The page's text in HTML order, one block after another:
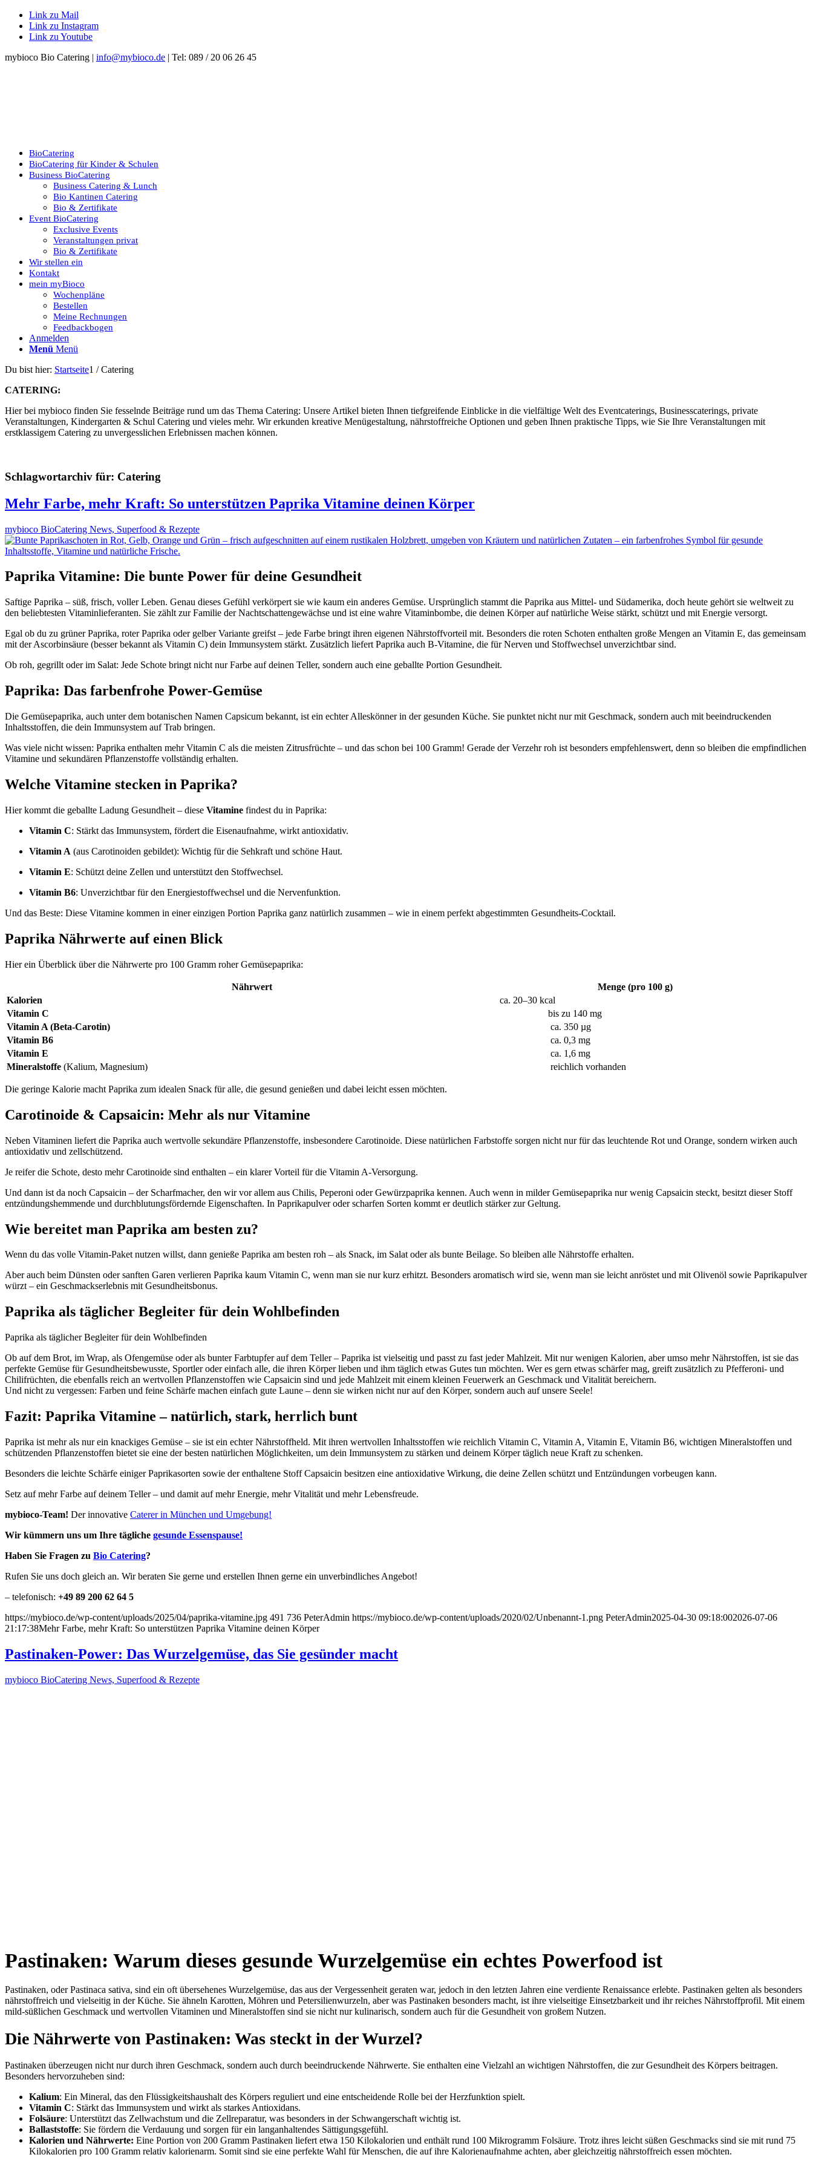
Link zu Mail
Link zu Instagram
Link zu Youtube
mybioco Bio Catering | info@mybioco.de | Tel: 089 / 20 06 26 45
BioCatering
BioCatering für Kinder & Schulen
Business BioCatering
Business Catering & Lunch
Bio Kantinen Catering
Bio & Zertifikate
Event BioCatering
Exclusive Events
Veranstaltungen privat
Bio & Zertifikate
Wir stellen ein
Kontakt
mein myBioco
Wochenpläne
Bestellen
Meine Rechnungen
Feedbackbogen
Anmelden
Menü Menü
Du bist hier: Startseite1 / Catering
CATERING:
Hier bei mybioco finden Sie fesselnde Beiträge rund um das Thema Catering: Unsere Artikel bieten Ihnen tiefgreifende Einblicke in die vielfältige Welt des Eventcaterings, Businesscaterings, private
Veranstaltungen, Kindergarten & Schul Catering und vieles mehr. Wir erkunden kreative Menügestaltung, nährstoffreiche Optionen und geben Ihnen praktische Tipps, wie Sie Ihre Veranstaltungen mit
erstklassigem Catering zu unvergesslichen Erlebnissen machen können.
Schlagwortarchiv für: Catering
Mehr Farbe, mehr Kraft: So unterstützen Paprika Vitamine deinen Körper
mybioco BioCatering News, Superfood & Rezepte
Paprika Vitamine: Die bunte Power für deine Gesundheit
Saftige Paprika – süß, frisch, voller Leben. Genau dieses Gefühl verkörpert sie wie kaum ein anderes Gemüse. Ursprünglich stammt die Paprika aus Mittel- und Südamerika, doch heute gehört sie weltweit zu
den beliebtesten Vitaminlieferanten. Sie zählt zur Familie der Nachtschattengewächse und ist eine wahre Vitaminbombe, die deinen Körper auf natürliche Weise stärkt, schützt und mit Energie versorgt.
Egal ob du zu grüner Paprika, roter Paprika oder gelber Variante greifst – jede Farbe bringt ihren eigenen Nährstoffvorteil mit. Besonders die roten Schoten enthalten große Mengen an Vitamin E, das gemeinsam
mit der Ascorbinsäure (besser bekannt als Vitamin C) dein Immunsystem stärkt. Zusätzlich liefert Paprika auch B-Vitamine, die für Nerven und Stoffwechsel unverzichtbar sind.
Ob roh, gegrillt oder im Salat: Jede Schote bringt nicht nur Farbe auf deinen Teller, sondern auch eine geballte Portion Gesundheit.
Paprika: Das farbenfrohe Power-Gemüse
Die Gemüsepaprika, auch unter dem botanischen Namen Capsicum bekannt, ist ein echter Alleskönner in der gesunden Küche. Sie punktet nicht nur mit Geschmack, sondern auch mit beeindruckenden
Inhaltsstoffen, die dein Immunsystem auf Trab bringen.
Was viele nicht wissen: Paprika enthalten mehr Vitamin C als die meisten Zitrusfrüchte – und das schon bei 100 Gramm! Gerade der Verzehr roh ist besonders empfehlenswert, denn so bleiben die empfindlichen
Vitamine und sekundären Pflanzenstoffe vollständig erhalten.
Welche Vitamine stecken in Paprika?
Hier kommt die geballte Ladung Gesundheit – diese Vitamine findest du in Paprika:
Vitamin C: Stärkt das Immunsystem, fördert die Eisenaufnahme, wirkt antioxidativ.
Vitamin A (aus Carotinoiden gebildet): Wichtig für die Sehkraft und schöne Haut.
Vitamin E: Schützt deine Zellen und unterstützt den Stoffwechsel.
Vitamin B6: Unverzichtbar für den Energiestoffwechsel und die Nervenfunktion.
Und das Beste: Diese Vitamine kommen in einer einzigen Portion Paprika ganz natürlich zusammen – wie in einem perfekt abgestimmten Gesundheits-Cocktail.
Paprika Nährwerte auf einen Blick
Hier ein Überblick über die Nährwerte pro 100 Gramm roher Gemüsepaprika:
Nährwert
Menge (pro 100 g)
Kalorien
ca. 20–30 kcal
Vitamin C
bis zu 140 mg
Vitamin A (Beta-Carotin)
ca. 350 µg
Vitamin B6
ca. 0,3 mg
Vitamin E
ca. 1,6 mg
Mineralstoffe (Kalium, Magnesium) reichlich vorhanden
Die geringe Kalorie macht Paprika zum idealen Snack für alle, die gesund genießen und dabei leicht essen möchten.
Carotinoide & Capsaicin: Mehr als nur Vitamine
Neben Vitaminen liefert die Paprika auch wertvolle sekundäre Pflanzenstoffe, insbesondere Carotinoide. Diese natürlichen Farbstoffe sorgen nicht nur für das leuchtende Rot und Orange, sondern wirken auch
antioxidativ und zellschützend.
Je reifer die Schote, desto mehr Carotinoide sind enthalten – ein klarer Vorteil für die Vitamin A-Versorgung.
Und dann ist da noch Capsaicin – der Scharfmacher, den wir vor allem aus Chilis, Peperoni oder Gewürzpaprika kennen. Auch wenn in milder Gemüsepaprika nur wenig Capsaicin steckt, besitzt dieser Stoff
entzündungshemmende und durchblutungsfördernde Eigenschaften. In Paprikapulver oder scharfen Sorten kommt er deutlich stärker zur Geltung.
Wie bereitet man Paprika am besten zu?
Wenn du das volle Vitamin-Paket nutzen willst, dann genieße Paprika am besten roh – als Snack, im Salat oder als bunte Beilage. So bleiben alle Nährstoffe erhalten.
Aber auch beim Dünsten oder sanften Garen verlieren Paprika kaum Vitamin C, wenn man sie nur kurz erhitzt. Besonders aromatisch wird sie, wenn man sie leicht anröstet und mit Olivenöl sowie Paprikapulver
würzt – ein Geschmackserlebnis mit Gesundheitsbonus.
Paprika als täglicher Begleiter für dein Wohlbefinden
Paprika als täglicher Begleiter für dein Wohlbefinden
Ob auf dem Brot, im Wrap, als Ofengemüse oder als bunter Farbtupfer auf dem Teller – Paprika ist vielseitig und passt zu fast jeder Mahlzeit. Mit nur wenigen Kalorien, aber umso mehr Nährstoffen, ist sie das
perfekte Gemüse für Gesundheitsbewusste, Sportler oder einfach alle, die ihren Körper lieben und ihm täglich etwas Gutes tun möchten. Wer es gern etwas schärfer mag, greift zusätzlich zu Pfefferoni- und
Chilifrüchten, die ebenfalls reich an wertvollen Pflanzenstoffen wie Capsaicin sind und jede Mahlzeit mit einem kleinen Feuerwerk an Geschmack und Vitalität bereichern.
Und nicht zu vergessen: Farben und feine Schärfe machen einfach gute Laune – denn sie wirken nicht nur auf den Körper, sondern auch auf unsere Seele!
Fazit: Paprika Vitamine – natürlich, stark, herrlich bunt
Paprika ist mehr als nur ein knackiges Gemüse – sie ist ein echter Nährstoffheld. Mit ihren wertvollen Inhaltsstoffen wie reichlich Vitamin C, Vitamin A, Vitamin E, Vitamin B6, wichtigen Mineralstoffen und
schützenden Pflanzenstoffen bietet sie eine der besten natürlichen Möglichkeiten, um dein Immunsystem zu stärken und deinem Körper täglich neue Kraft zu schenken.
Besonders die leichte Schärfe einiger Paprikasorten sowie der enthaltene Stoff Capsaicin besitzen eine antioxidative Wirkung, die deine Zellen schützt und Entzündungen vorbeugen kann.
Setz auf mehr Farbe auf deinem Teller – und damit auf mehr Energie, mehr Vitalität und mehr Lebensfreude.
mybioco-Team! Der innovative Caterer in München und Umgebung!
Wir kümmern uns um Ihre tägliche gesunde Essenspause!
Haben Sie Fragen zu Bio Catering?
Rufen Sie uns doch gleich an. Wir beraten Sie gerne und erstellen Ihnen gerne ein unverbindliches Angebot!
– telefonisch: +49 89 200 62 64 5
https://mybioco.de/wp-content/uploads/2025/04/paprika-vitamine.jpg 491 736 PeterAdmin https://mybioco.de/wp-content/uploads/2020/02/Unbenannt-1.png PeterAdmin2025-04-30 09:18:002026-07-06
21:17:38Mehr Farbe, mehr Kraft: So unterstützen Paprika Vitamine deinen Körper
Pastinaken-Power: Das Wurzelgemüse, das Sie gesünder macht
mybioco BioCatering News, Superfood & Rezepte
Pastinaken: Warum dieses gesunde Wurzelgemüse ein echtes Powerfood ist
Pastinaken, oder Pastinaca sativa, sind ein oft übersehenes Wurzelgemüse, das aus der Vergessenheit geraten war, jedoch in den letzten Jahren eine verdiente Renaissance erlebte. Pastinaken gelten als besonders
nährstoffreich und vielseitig in der Küche. Sie ähneln Karotten, Möhren und Petersilienwurzeln, aber was Pastinaken besonders macht, ist ihre vielseitige Einsetzbarkeit und ihr reiches Nährstoffprofil. Mit einem
mild-süßlichen Geschmack und wertvollen Vitaminen und Mineralstoffen sind sie nicht nur kulinarisch, sondern auch für die Gesundheit von großem Nutzen.
Die Nährwerte von Pastinaken: Was steckt in der Wurzel?
Pastinaken überzeugen nicht nur durch ihren Geschmack, sondern auch durch beeindruckende Nährwerte. Sie enthalten eine Vielzahl an wichtigen Nährstoffen, die zur Gesundheit des Körpers beitragen.
Besonders hervorzuheben sind:
Kalium: Ein Mineral, das den Flüssigkeitshaushalt des Körpers reguliert und eine entscheidende Rolle bei der Herzfunktion spielt.
Vitamin C: Stärkt das Immunsystem und wirkt als starkes Antioxidans.
Folsäure: Unterstützt das Zellwachstum und die Zellreparatur, was besonders in der Schwangerschaft wichtig ist.
Ballaststoffe: Sie fördern die Verdauung und sorgen für ein langanhaltendes Sättigungsgefühl.
Kalorien und Nährwerte: Eine Portion von 200 Gramm Pastinaken liefert etwa 150 Kilokalorien und enthält rund 100 Mikrogramm Folsäure. Trotz ihres leicht süßen Geschmacks sind sie mit rund 75
Kilokalorien pro 100 Gramm relativ kalorienarm. Somit sind sie eine perfekte Wahl für Menschen, die auf ihre Kalorienaufnahme achten, aber gleichzeitig nährstoffreich essen möchten.